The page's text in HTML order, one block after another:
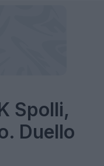
Spolli,
Duello